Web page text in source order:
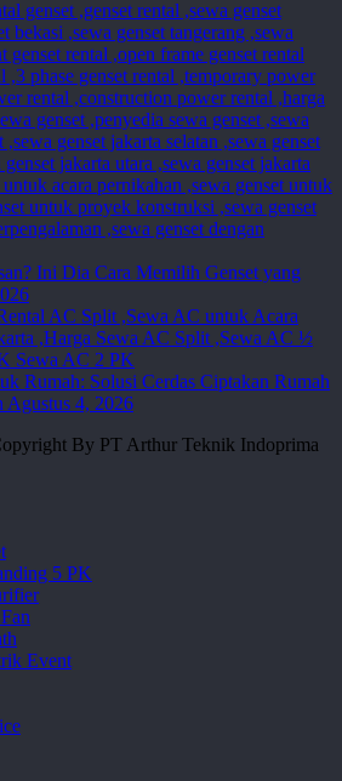
Ini Dia Cara Memilih Genset yang
Rumah: Solusi Cerdas Ciptakan Rumah
Agustus 4, 2026
By PT Arthur Teknik Indoprima
5 PK
Event